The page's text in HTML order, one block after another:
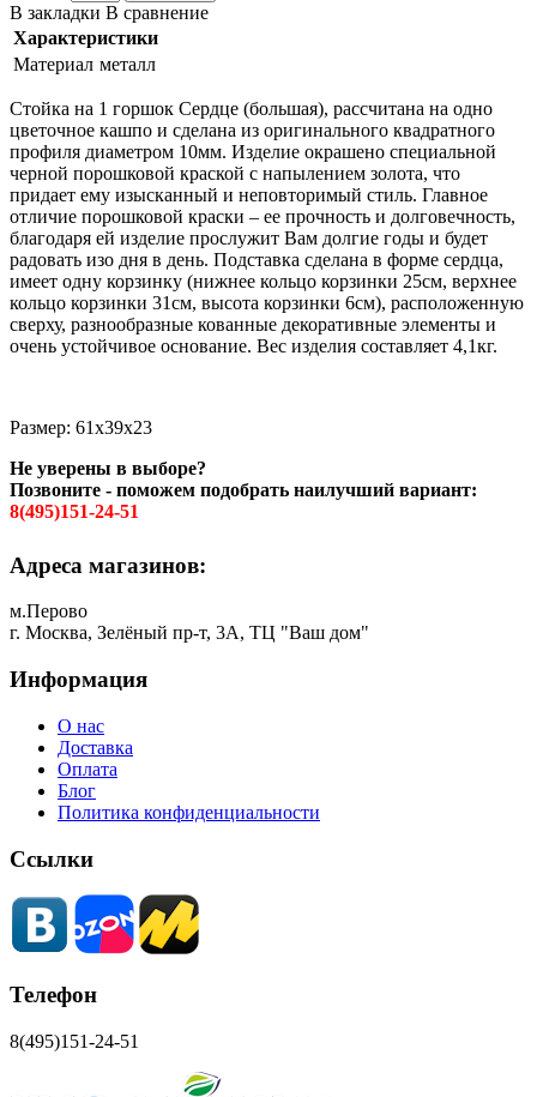
В закладки В сравнение
Характеристики
Материал металл
Стойка на 1 горшок Сердце (большая), рассчитана на одно
цветочное кашпо и сделана из оригинального квадратного
профиля диаметром 10мм. Изделие окрашено специальной
черной порошковой краской с напылением золота, что
придает ему изысканный и неповторимый стиль. Главное
отличие порошковой краски – ее прочность и долговечность,
благодаря ей изделие прослужит Вам долгие годы и будет
радовать изо дня в день. Подставка сделана в форме сердца,
имеет одну корзинку (нижнее кольцо корзинки 25см, верхнее
кольцо корзинки 31см, высота корзинки 6см), расположенную
сверху, разнообразные кованные декоративные элементы и
очень устойчивое основание. Вес изделия составляет 4,1кг.
Размер: 61х39х23
Не уверены в выборе?
Позвоните - поможем подобрать наилучший вариант:
8(495)151-24-51
Адреса магазинов:
м.Перово
г. Москва, Зелёный пр-т, 3А, ТЦ "Ваш дом"
Информация
О нас
Доставка
Оплата
Блог
Политика конфиденциальности
Ссылки
Телефон
8(495)151-24-51